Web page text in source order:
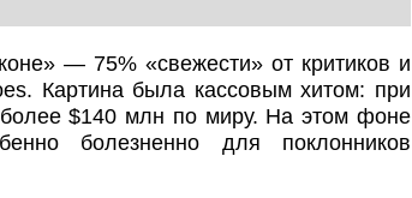
— 75% «свежести» от критиков и
Картина была кассовым хитом: при
$140 млн по миру. На этом фоне
болезненно для поклонников